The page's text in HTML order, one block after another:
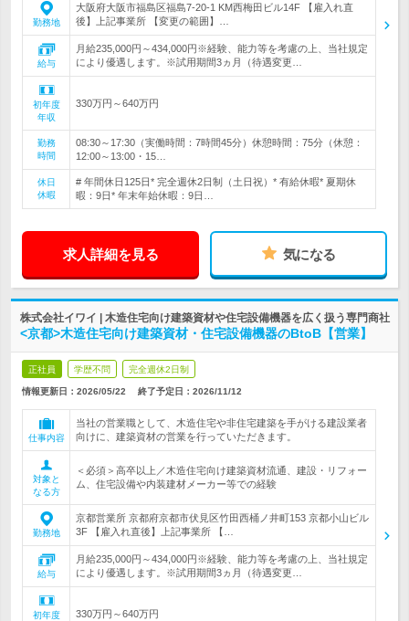
勤務地
大阪府大阪市福島区福島7-20-1 KM西梅田ビル14F 【雇入れ直
後】上記事業所 【変更の範囲】…
給与
月給235,000円～434,000円※経験、能力等を考慮の上、当社規定
により優遇します。※試用期間3ヵ月（待遇変更…
初年度
年収
330万円～640万円
勤務
時間
08:30～17:30（実働時間：7時間45分）休憩時間：75分（休憩：
12:00～13:00・15…
休日
休暇
# 年間休日125日* 完全週休2日制（土日祝）* 有給休暇* 夏期休
暇：9日* 年末年始休暇：9日…
求人詳細を見る 気になる
株式会社イワイ | 木造住宅向け建築資材や住宅設備機器を広く扱う専門商社
<京都>木造住宅向け建築資材・住宅設備機器のBtoB【営業】
正社員 学歴不問 完全週休2日制
情報更新日：2026/05/22 終了予定日： 2026/11/12
仕事内容
当社の営業職として、木造住宅や非住宅建築を手がける建設業者
向けに、建築資材の営業を行っていただきます。
対象と
なる方
＜必須＞高卒以上／木造住宅向け建築資材流通、建設・リフォー
ム、住宅設備や内装建材メーカー等での経験
勤務地
京都営業所 京都府京都市伏見区竹田西桶ノ井町153 京都小山ビル
3F 【雇入れ直後】上記事業所 【…
給与
月給235,000円～434,000円※経験、能力等を考慮の上、当社規定
により優遇します。※試用期間3ヵ月（待遇変更…
初年度
330万円～640万円